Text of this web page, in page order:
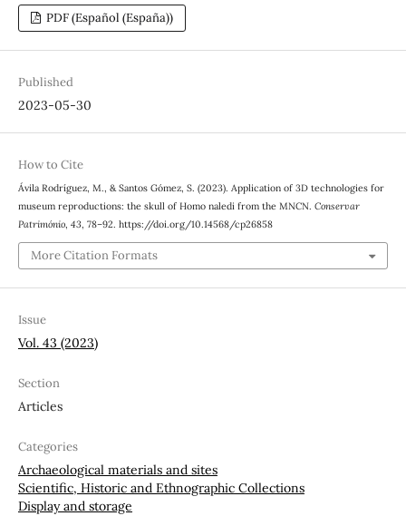
PDF (Español (España))
Published
2023-05-30
How to Cite
Ávila Rodríguez, M., & Santos Gómez, S. (2023). Application of 3D technologies for
museum reproductions: the skull of Homo naledi from the MNCN. Conservar
Património, 43, 78–92. https://doi.org/10.14568/cp26858
More Citation Formats
Issue
Vol. 43 (2023)
Section
Articles
Categories
Archaeological materials and sites
Scientific, Historic and Ethnographic Collections
Display and storage